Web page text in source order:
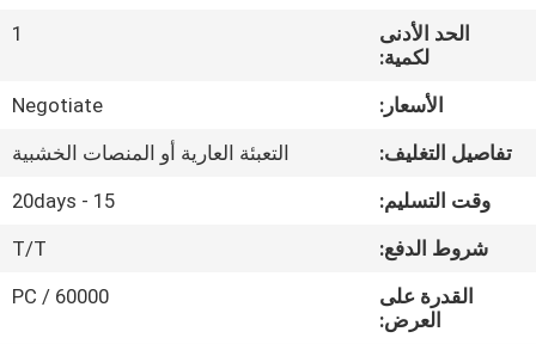
مراقبة
الجودة
اتصل
الحد الأدنى
لكمية:
1
الأسعار:
Negotiate
تفاصيل التغليف:
التعبئة العارية أو المنصات الخشبية
وقت التسليم:
15 - 20days
شروط الدفع:
T/T
القدرة على
العرض:
60000 / PC